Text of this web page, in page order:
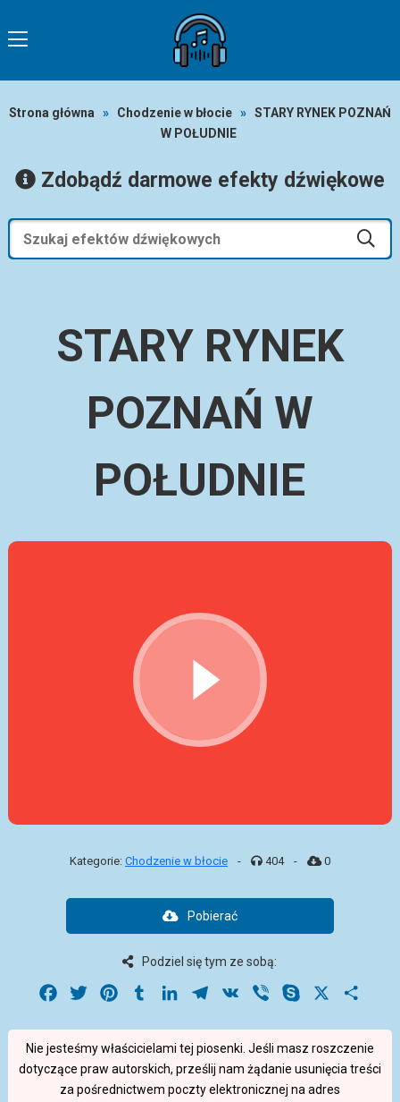
Strona główna » Chodzenie w błocie » STARY RYNEK POZNAŃ
W POŁUDNIE
Zdobądź darmowe efekty dźwiękowe
STARY RYNEK
POZNAŃ W
POŁUDNIE
Kategorie: Chodzenie w błocie - 404 - 0
Pobierać
Podziel się tym ze sobą:
Facebook
Twitter PinterestTumblrLinkedInTelegram
VK Viber Skype
Nie jesteśmy właścicielami tej piosenki. Jeśli masz roszczenie
dotyczące praw autorskich, prześlij nam żądanie usunięcia treści
za pośrednictwem poczty elektronicznej na adres